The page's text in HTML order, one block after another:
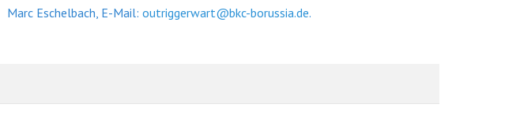
Marc Eschelbach, E-Mail: outriggerwart@bkc-borussia.de.